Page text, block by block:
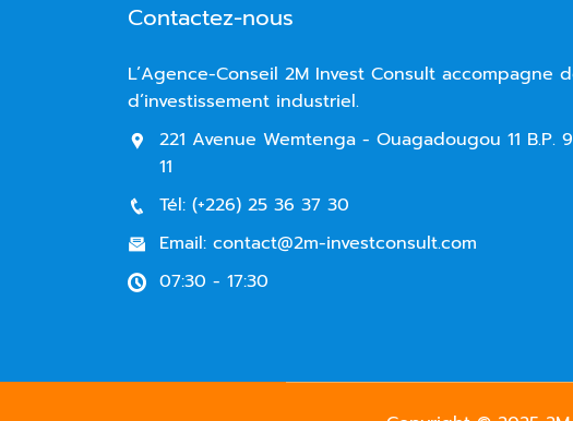
Contactez-nous
L’Agence-Conseil 2M Invest Consult accompagne
d’investissement industriel.
221 Avenue Wemtenga - Ouagadougou 11 B.P.
11
Tél: (+226) 25 36 37 30
Email: contact@2m-investconsult.com
07:30 - 17:30